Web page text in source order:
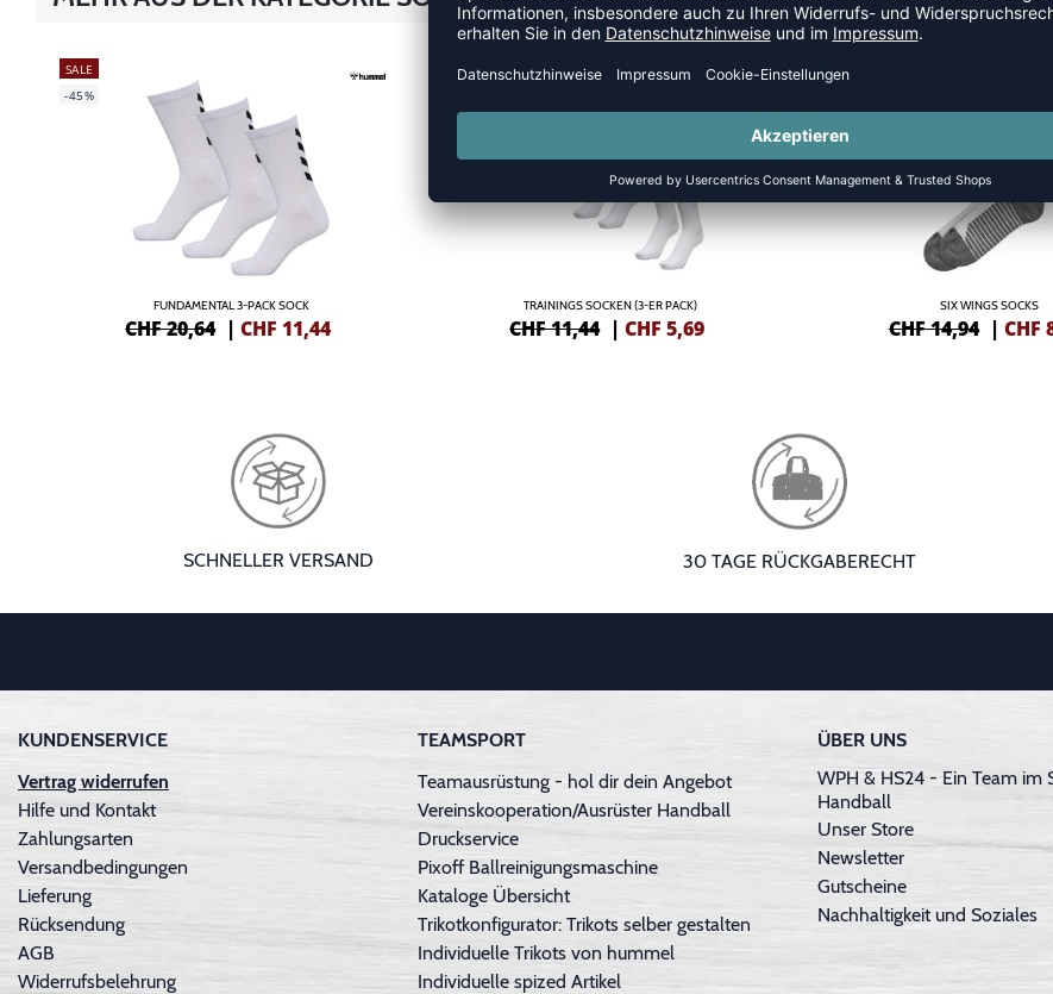
SALE
-45%
FUNDAMENTAL 3-PACK SOCK
CHF 20,64 |CHF 11,44
SALE
TRAININGS SOCKEN (3-ER PACK)
CHF 11,44 |CHF 5,69
SALE
SIX WINGS SOCKS
CHF 14,94 | CHF
SCHNELLER VERSAND 30 TAGE RÜCKGABERECHT
KUNDENSERVICE
Vertrag widerrufen
Hilfe und Kontakt
Zahlungsarten
Versandbedingungen
Lieferung
Rücksendung
AGB
Widerrufsbelehrung
TEAMSPORT
Teamausrüstung - hol dir dein Angebot
Vereinskooperation/Ausrüster Handball
Druckservice
Pixoff Ballreinigungsmaschine
Kataloge Übersicht
Trikotkonfigurator: Trikots selber gestalten
Individuelle Trikots von hummel
Individuelle spized Artikel
ÜBER UNS
WPH & HS24 - Ein Team im
Handball
Unser Store
Newsletter
Gutscheine
Nachhaltigkeit und Soziales